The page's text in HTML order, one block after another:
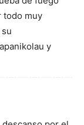
todo muy
y